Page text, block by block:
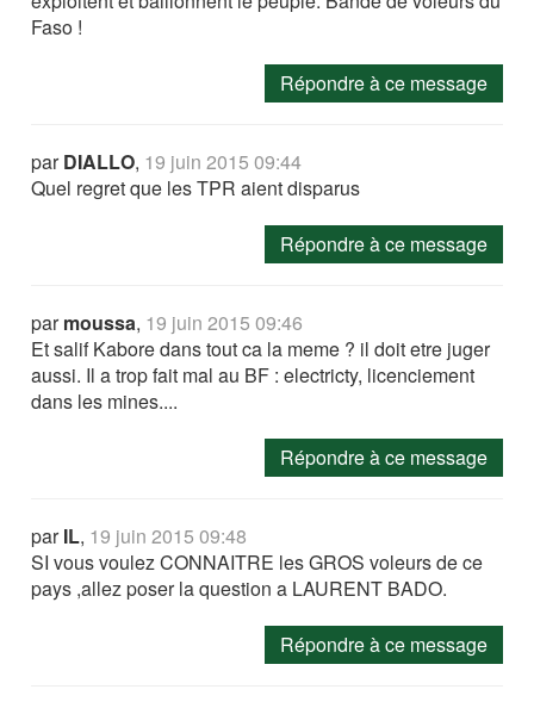
Faso !
Répondre à ce message
parDIALLO, 19 juin 2015 09:44
Quel regret que les TPR aient disparus
Répondre à ce message
parmoussa, 19 juin 2015 09:46
Et salif Kabore dans tout ca la meme ? il doit etre juger
aussi. Il a trop fait mal au BF : electricty, licenciement
dans les mines....
Répondre à ce message
parIL, 19 juin 2015 09:48
SI vous voulez CONNAITRE les GROS voleurs de ce
pays ,allez poser la question a LAURENT BADO.
Répondre à ce message